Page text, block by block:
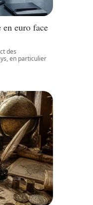
en euro face
des
en particulier